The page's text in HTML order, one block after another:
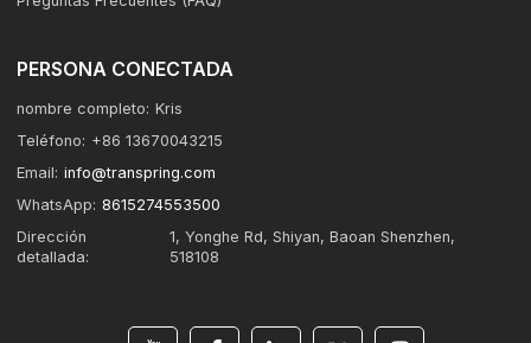
PERSONA CONECTADA
nombre completo: Kris
Teléfono: +86 13670043215
Email: info@transpring.com
WhatsApp: 8615274553500
Dirección
detallada:
1, Yonghe Rd, Shiyan, Baoan Shenzhen,
518108